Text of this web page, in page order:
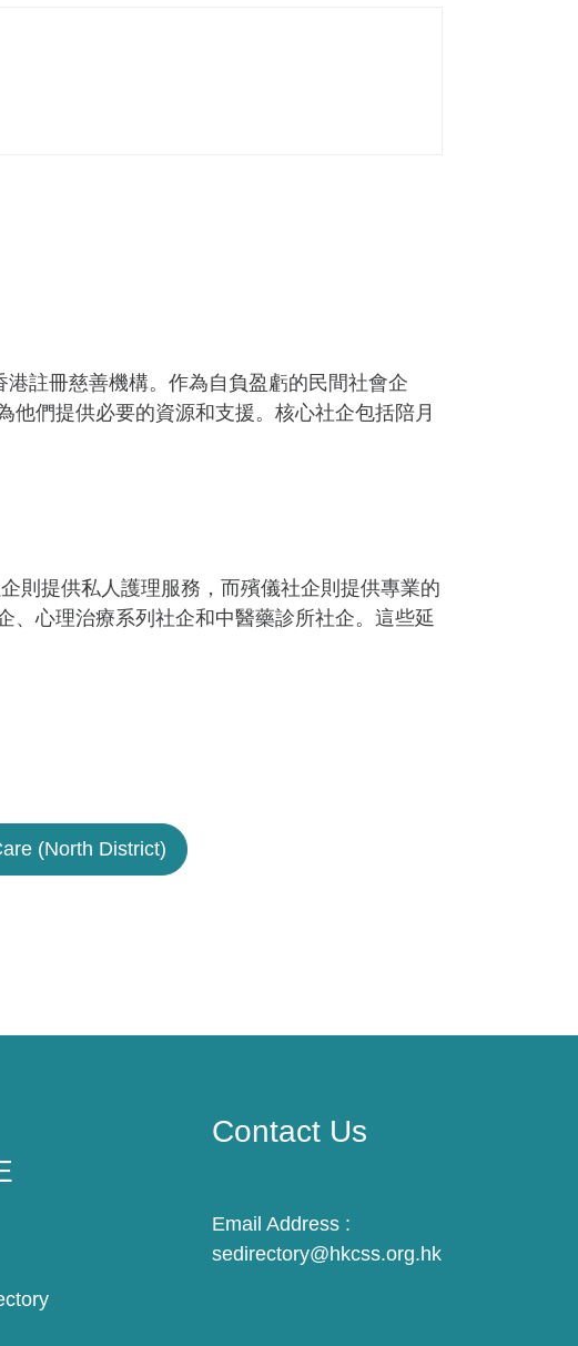
註冊慈善機構。作為自負盈虧的民間社會企
們提供必要的資源和支援。核心社企包括陪月
則提供私人護理服務，而殯儀社企則提供專業的
、心理治療系列社企和中醫藥診所社企。這些延
(North District)
Contact Us
Email Address :
sedirectory@hkcss.org.hk